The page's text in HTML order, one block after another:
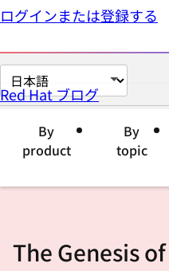
ログインまたは登録する
ペ
ー
語
択
Red Hat ブログ
By
product
By
topic
The Genesis